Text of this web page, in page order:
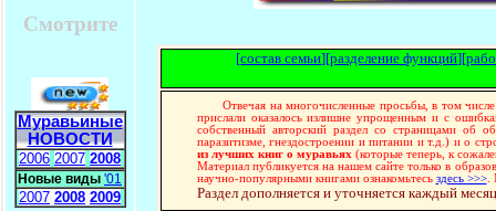
Смотрите
Муравьиные
НОВОСТИ
2006 2007 2008
Новые виды '01
2007 2008 2009
[состав семьи][разделение функций][
Отвечая на многочисленные просьбы, в том числе
прислали оказалось излишне упрощенным и с
собственный авторский раздел со страницами об
паразитизме, гнездостроении и питании и т.д.) и о
из лучших книг о муравьях (которые теперь, к
Материал публикуется на нашем сайте только в
научно-популярными книгами ознакомьтесь здесь >>>.
Раздел дополняется и уточняется каждый